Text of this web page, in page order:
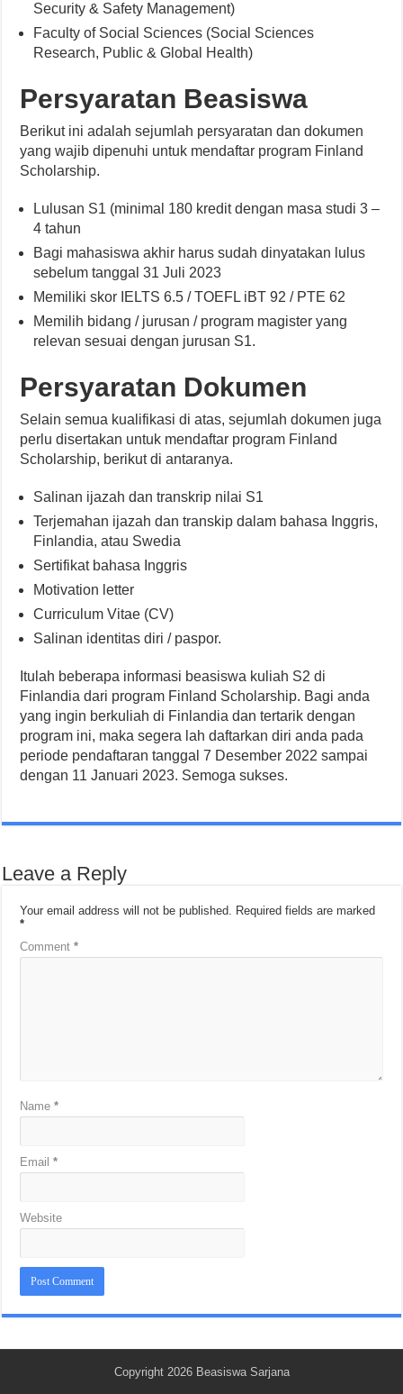
Security & Safety Management)
Faculty of Social Sciences (Social Sciences
Research, Public & Global Health)
Persyaratan Beasiswa
Berikut ini adalah sejumlah persyaratan dan dokumen
yang wajib dipenuhi untuk mendaftar program Finland
Scholarship.
Lulusan S1 (minimal 180 kredit dengan masa studi 3 –
4 tahun
Bagi mahasiswa akhir harus sudah dinyatakan lulus
sebelum tanggal 31 Juli 2023
Memiliki skor IELTS 6.5 / TOEFL iBT 92 / PTE 62
Memilih bidang / jurusan / program magister yang
relevan sesuai dengan jurusan S1.
Persyaratan Dokumen
Selain semua kualifikasi di atas, sejumlah dokumen juga
perlu disertakan untuk mendaftar program Finland
Scholarship, berikut di antaranya.
Salinan ijazah dan transkrip nilai S1
Terjemahan ijazah dan transkip dalam bahasa Inggris,
Finlandia, atau Swedia
Sertifikat bahasa Inggris
Motivation letter
Curriculum Vitae (CV)
Salinan identitas diri / paspor.
Itulah beberapa informasi beasiswa kuliah S2 di
Finlandia dari program Finland Scholarship. Bagi anda
yang ingin berkuliah di Finlandia dan tertarik dengan
program ini, maka segera lah daftarkan diri anda pada
periode pendaftaran tanggal 7 Desember 2022 sampai
dengan 11 Januari 2023. Semoga sukses.
Leave a Reply
Your email address will not be published. Required fields are marked
*
Comment*
Name*
Email*
Website
Copyright 2026 Beasiswa Sarjana